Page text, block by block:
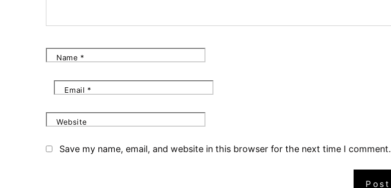
Name *
Email *
Website
Save my name, email, and website in this browser for the next time I comment.